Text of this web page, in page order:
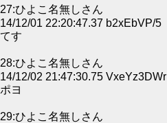
27:ひよこ名無しさん
14/12/01 22:20:47.37 b2xEbVP/5
てす
28:ひよこ名無しさん
14/12/02 21:47:30.75 VxeYz3DWr
ポヨ
29:ひよこ名無しさん